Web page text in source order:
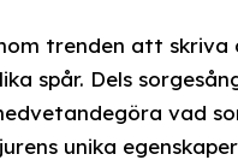
trenden att skriva
spår. Dels
vad
unika